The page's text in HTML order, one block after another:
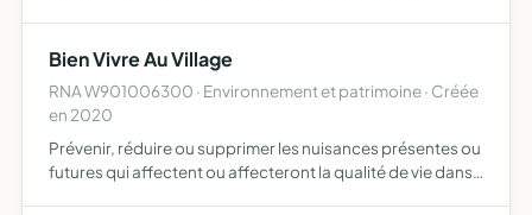
Bien Vivre Au Village
RNA W901006300 · Environnement et patrimoine · Créée
en 2020
Prévenir, réduire ou supprimer les nuisances présentes ou
futures qui affectent ou affecteront la qualité de vie dans